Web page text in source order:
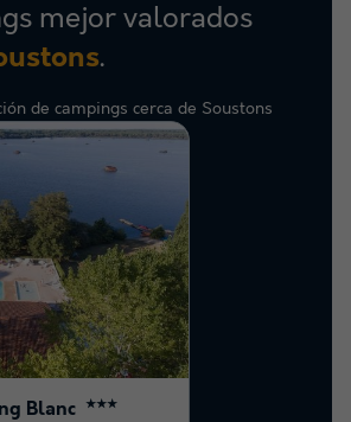
mejor valorados
.
de campings cerca de Soustons
nuestros clientes
Blanc ★★★